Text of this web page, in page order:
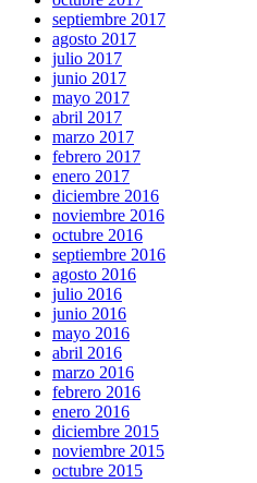
septiembre 2017
agosto 2017
julio 2017
junio 2017
mayo 2017
abril 2017
marzo 2017
febrero 2017
enero 2017
diciembre 2016
noviembre 2016
octubre 2016
septiembre 2016
agosto 2016
julio 2016
junio 2016
mayo 2016
abril 2016
marzo 2016
febrero 2016
enero 2016
diciembre 2015
noviembre 2015
octubre 2015